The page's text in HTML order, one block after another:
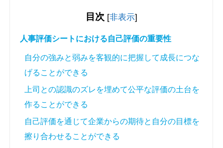
目次 [非表示]
人事評価シートにおける自己評価の重要性
自分の強みと弱みを客観的に把握して成長につな
げることができる
上司との認識のズレを埋めて公平な評価の土台を
作ることができる
自己評価を通じて企業からの期待と自分の目標を
擦り合わせることができる